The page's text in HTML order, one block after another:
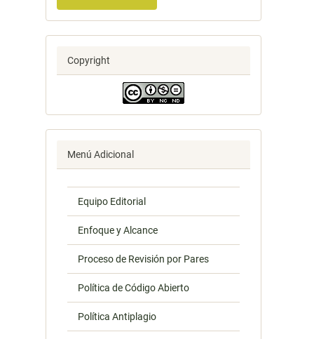
Copyright
Menú Adicional
Equipo Editorial
Enfoque y Alcance
Proceso de Revisión por Pares
Política de Código Abierto
Política Antiplagio